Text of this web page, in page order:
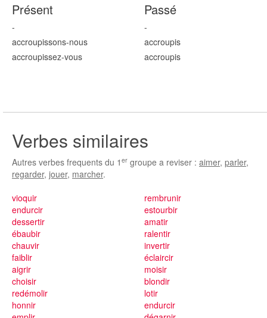
Présent
-
accroupissons-nous
accroupissez-vous
Passé
-
accroupis
accroupis
Verbes similaires
Autres verbes frequents du 1 er groupe a reviser : aimer, parler,
regarder, jouer, marcher.
vioquir
endurcir
dessertir
ébaubir
chauvir
faiblir
aigrir
choisir
redémolir
rembrunir
estourbir
amatir
ralentir
invertir
éclaircir
moisir
blondir
lotir
honnir
endurcir